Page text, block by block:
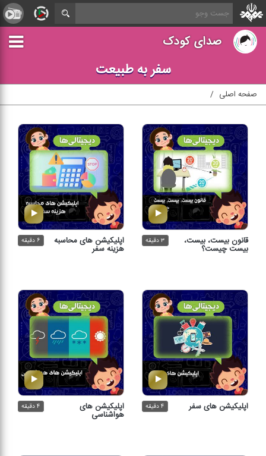
صدای کودک
سفر به طبیعت
صفحه اصلی
قانون بیست، بیست،
بیست چیست؟
۳ دقیقه اپلیكیشن های محاسبه
هزینه سفر
۶ دقیقه
اپلیكیشن های سفر ۴ دقیقه اپلیكیشن‌ های
هواشناسی
۴ دقیقه